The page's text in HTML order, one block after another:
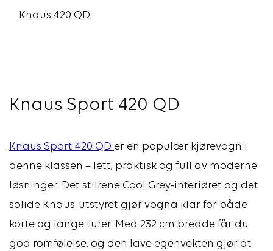
Knaus 420 QD
Knaus Sport 420 QD
Knaus Sport 420 QD er en populær kjørevogn i
denne klassen – lett, praktisk og full av moderne
løsninger. Det stilrene Cool Grey-interiøret og det
solide Knaus-utstyret gjør vogna klar for både
korte og lange turer. Med 232 cm bredde får du
god romfølelse, og den lave egenvekten gjør at